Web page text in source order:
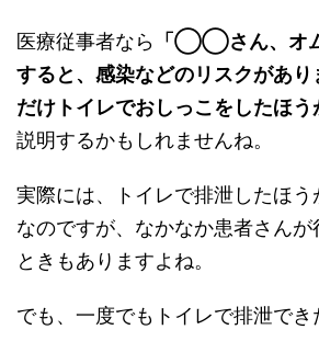
医療従事者なら 「◯◯さん、オ
すると、感染などのリスクがあ
だけトイレでおしっこをしたほう
説明するかもしれませんね。
実際には、トイレで排泄したほ
なのですが、なかなか患者さん
ときもありますよね。
でも、一度でもトイレで排泄でき